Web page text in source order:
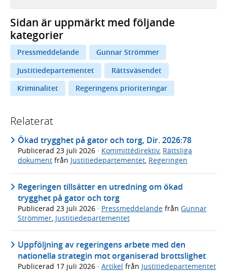
Sidan är uppmärkt med följande
kategorier
Pressmeddelande
Gunnar Strömmer
Justitiedepartementet
Rättsväsendet
Kriminalitet
Regeringens prioriteringar
Relaterat
Ökad trygghet på gator och torg, Dir. 2026:78
Publicerad 23 juli 2026 · Kommittédirektiv, Rättsliga
dokument från Justitiedepartementet, Regeringen
Regeringen tillsätter en utredning om ökad
trygghet på gator och torg
Publicerad 23 juli 2026 · Pressmeddelande från Gunnar
Strömmer, Justitiedepartementet
Uppföljning av regeringens arbete med den
nationella strategin mot organiserad brottslighet
Publicerad 17 juli 2026 · Artikel från Justitiedepartementet